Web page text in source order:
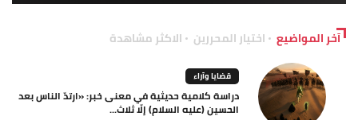
آخر المواضيع اختيار المحررين الاكثر مشاهدة
قضايا وآراء
دراسة كلامية حديثية في معنى خبر: «ارتدّ الناس بعد
الحسين (عليه السلام) إلّا ثلاث...